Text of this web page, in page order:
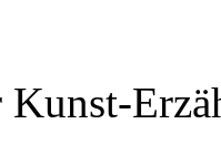
Kunst-